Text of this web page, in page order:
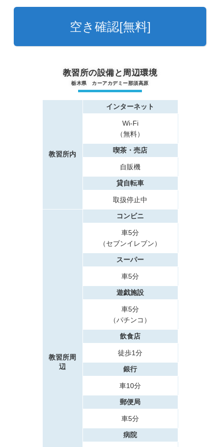
空き確認[無料]
教習所の設備と周辺環境
栃木県 カーアカデミー那須高原
教習所内
インターネット
Wi-Fi
（無料）
喫茶・売店
自販機
貸自転車
取扱停止中
教習所周
辺
コンビニ
車5分
（セブンイレブン）
スーパー
車5分
遊戯施設
車5分
（パチンコ）
飲食店
徒歩1分
銀行
車10分
郵便局
車5分
病院